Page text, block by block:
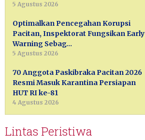
5 Agustus 2026
Optimalkan Pencegahan Korupsi
Pacitan, Inspektorat Fungsikan Early
Warning Sebag…
5 Agustus 2026
70 Anggota Paskibraka Pacitan 2026
Resmi Masuk Karantina Persiapan
HUT RI ke-81
4 Agustus 2026
Lintas Peristiwa